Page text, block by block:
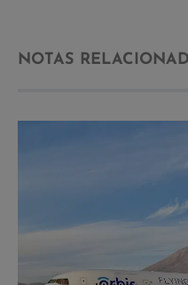
NOTAS